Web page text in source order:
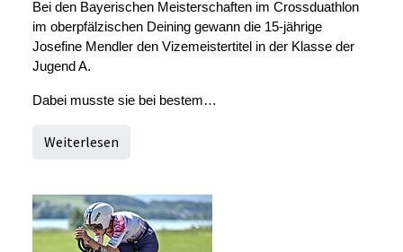
Bei den Bayerischen Meisterschaften im Crossduathlon
im oberpfälzischen Deining gewann die 15-jährige
Josefine Mendler den Vizemeistertitel in der Klasse der
Jugend A.
Dabei musste sie bei bestem…
Weiterlesen